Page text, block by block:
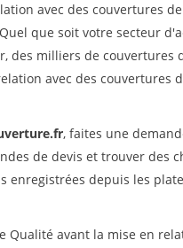
avec des couvertures
que soit votre secteur
des milliers de couvertures
avec des couvertures
, faites une
de devis et trouver des
enregistrées depuis les
Qualité avant la mise en